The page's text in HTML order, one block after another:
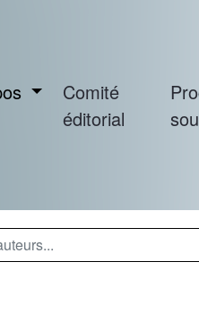
Comité
éditorial